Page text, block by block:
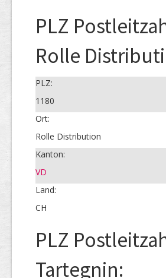
PLZ
Rolle
PLZ:
1180
Ort:
Rolle Distribution
Kanton:
VD
Land:
CH
PLZ
Tartegnin: